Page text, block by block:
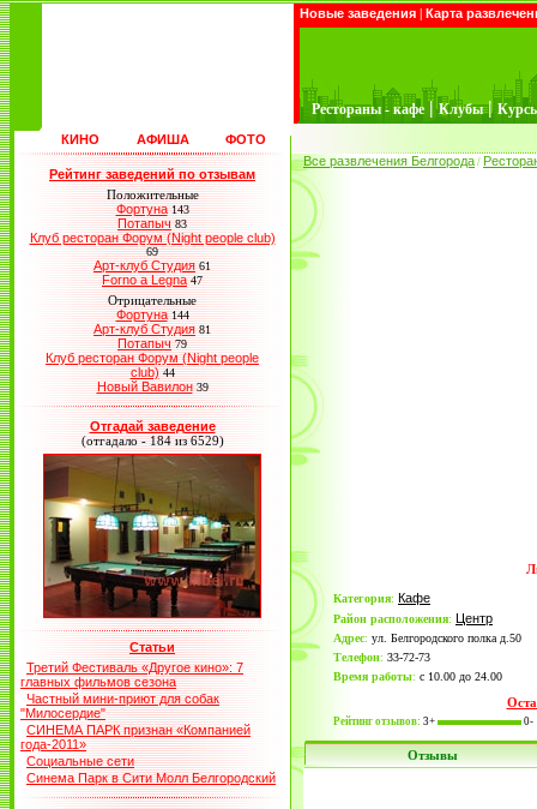
Новые заведения | Карта
Рестораны - кафе | Клубы |
КИНО АФИША ФОТО
Рейтинг заведений по отзывам
Положительные
Фортуна 143
Потапыч 83
Клуб ресторан Форум (Night people club)
69
Арт-клуб Студия 61
Forno a Legna 47
Отрицательные
Фортуна 144
Арт-клуб Студия 81
Потапыч 79
Клуб ресторан Форум (Night people
club) 44
Новый Вавилон 39
Отгадай заведение
(отгадало - 184 из 6529)
Статьи
Третий Фестиваль «Другое кино»: 7
главных фильмов сезона
Частный мини-приют для собак
"Милосердие"
СИНЕМА ПАРК признан «Компанией
года-2011»
Социальные сети
Синема Парк в Сити Молл Белгородский
Все развлечения Белгорода /
Категория: Кафе
Район расположения: Центр
Адрес: ул. Белгородского полка д.50
Телефон: 33-72-73
Время работы: с 10.00 до 24.00
Рейтинг отзывов: 3+ 0-
Отзывы